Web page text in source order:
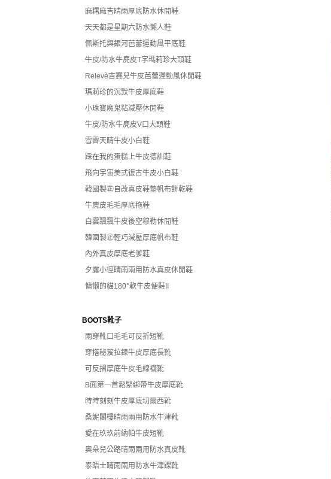
麻糬麻吉晴雨厚底防水休閒鞋
天天都是星期六防水懶人鞋
佩斯托與銀河芭蕾運動風平底鞋
牛皮/防水牛麂皮T字瑪莉珍大頭鞋
Relevè吉賽兒牛皮芭蕾運動風休閒鞋
瑪莉珍的沉默牛皮厚底鞋
小珠寶魔鬼粘減壓休閒鞋
牛皮/防水牛麂皮V口大頭鞋
雪霽天晴牛皮小白鞋
踩在我的蛋糕上牛皮德訓鞋
飛向宇宙美式復古牛皮小白鞋
韓國製㊣自改真皮鞋墊帆布餅乾鞋
牛麂皮毛毛厚底拖鞋
白雲飄飄牛皮後空穆勒休閒鞋
韓國製㊣輕巧減壓厚底帆布鞋
內外真皮厚底老爹鞋
夕露小徑晴雨兩用防水真皮休閒鞋
慵懶的貓180°軟牛皮便鞋II
BOOTS靴子
兩穿靴口毛毛可反折短靴
穿搭秘笈拉鍊牛皮厚底長靴
可反摺厚底牛皮毛線襪靴
B面第一首鬆緊綁帶牛皮厚底靴
時時刻刻牛皮厚底切爾西靴
桑妮閣樓晴雨兩用防水牛津靴
愛在玖玖前納帕牛皮短靴
奧朵兒公路晴雨兩用防水真皮靴
泰晤士晴雨兩用防水牛津踝靴